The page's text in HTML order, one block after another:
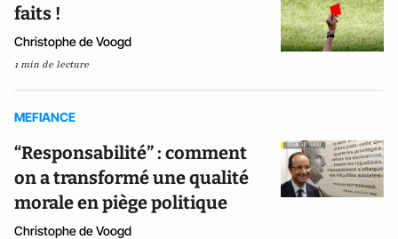
faits !
Christophe de Voogd
1 min de lecture
MEFIANCE
“Responsabilité” : comment
on a transformé une qualité
morale en piège politique
Christophe de Voogd